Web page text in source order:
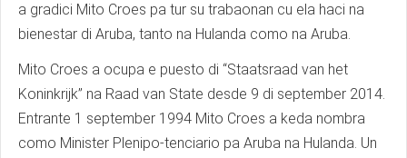
a gradici Mito Croes pa tur su trabaonan cu ela haci na
bienestar di Aruba, tanto na Hulanda como na Aruba.
Mito Croes a ocupa e puesto di “Staatsraad van het
Koninkrijk” na Raad van State desde 9 di september 2014.
Entrante 1 september 1994 Mito Croes a keda nombra
como Minister Plenipo-tenciario pa Aruba na Hulanda. Un